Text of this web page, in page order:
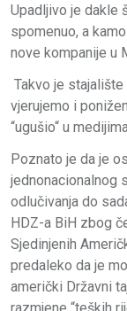
Upadljivo je dakle
spomenuo, a
nove kompanije u
Takvo je
vjerujemo i
“ugušio“ u
Poznato je da je
jednonacionalnog
odlučivanja do
HDZ-a BiH zbog
Sjedinjenih
predaleko da je
američki Državni